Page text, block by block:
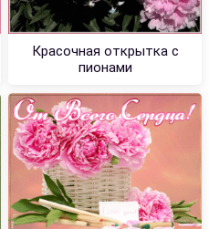
Красочная открытка с
пионами